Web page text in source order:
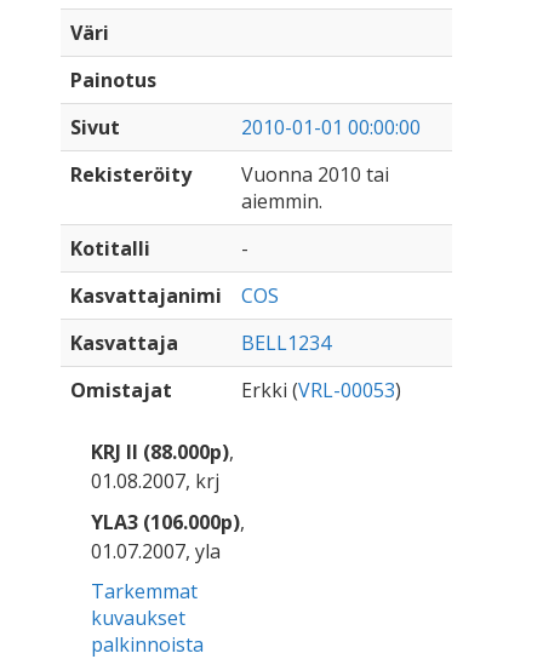
Väri
Painotus
Sivut
2010-01-01 00:00:00
Rekisteröity
Vuonna 2010 tai
aiemmin.
Kotitalli
-
Kasvattajanimi
COS
Kasvattaja
BELL1234
Omistajat
Erkki (VRL-00053)
KRJ II (88.000p),
01.08.2007, krj
YLA3 (106.000p),
01.07.2007, yla
Tarkemmat
kuvaukset
palkinnoista